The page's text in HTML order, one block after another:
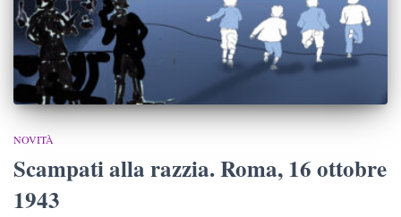
NOVITÀ
Scampati alla razzia. Roma, 16 ottobre
1943